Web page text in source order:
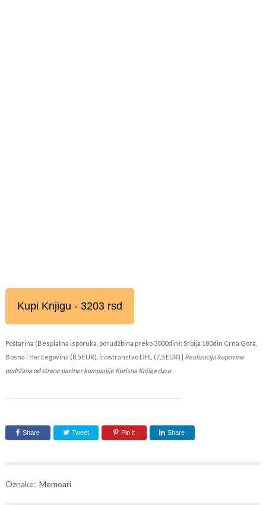
Kupi Knjigu - 3203 rsd
Poštarina (Besplatna isporuka, porudžbina preko 3000din): Srbija 180din Crna Gora,
Bosna i Hercegovina (8,5 EUR), inostranstvo DHL (7,5 EUR) | Realizacija kupovine
podržana od strane partner kompanije Korisna Knjiga d.o.o
Share Tweet Pin it Share
Oznake: Memoari